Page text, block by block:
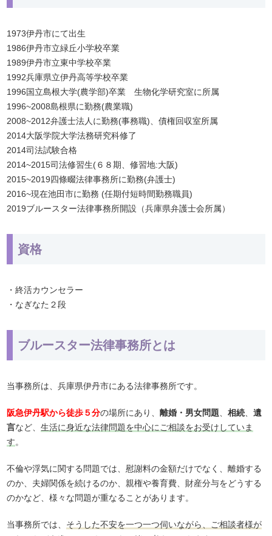
1973伊丹市にて出生
1986伊丹市立緑丘小学校卒業
1989伊丹市立東中学校卒業
1992兵庫県立伊丹高等学校卒業
1996国立島根大学(農学部)卒業 生物化学研究室に所属
1996~2008島根県に勤務(農業職)
2008~2012弁護士法人に勤務(事務職)、債権回収室所属
2014大阪学院大学法務研究科修了
2014司法試験合格
2014~2015司法修習生(６８期、修習地:大阪)
2015~2019四條畷法律事務所に勤務(弁護士)
2016~現在池田市に勤務 (任期付短時間勤務職員)
2019ブルースター法律事務所開設（兵庫県弁護士会所属）
資格
・終活カウンセラー
・なぎなた２段
ブルースター法律事務所とは
当事務所は、兵庫県伊丹市にある法律事務所です。
阪急伊丹駅から徒歩５分の場所にあり、離婚・男女問題 、相続 、遺
言など、生活に身近な法律問題を中心にご相談をお受けしていま
す。
不倫や浮気に関する問題では、慰謝料の金額だけでなく、離婚する
のか、夫婦関係を続けるのか、親権や養育費、財産分与をどうする
のかなど、様々な問題が重なることがあります。
当事務所では、 そうした不安を一つ一つ伺いながら、ご相談者様が